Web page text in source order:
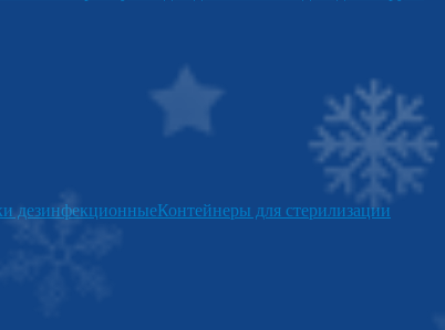
дезинфекционныеКонтейнеры для стерилизации